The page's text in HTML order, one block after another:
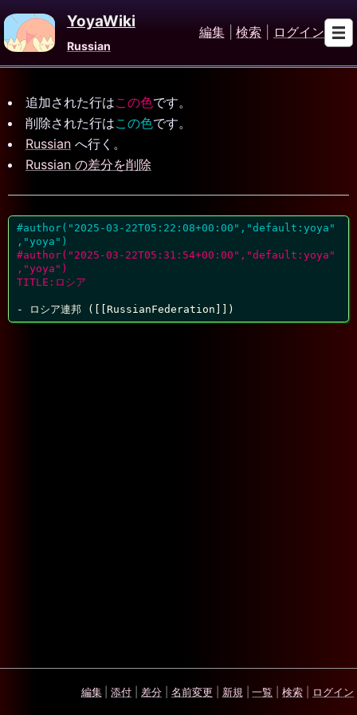
YoyaWiki
Russian
編集 検索 ログイン
追加された行はこの色です。
削除された行はこの色です。
Russian へ行く。
Russian の差分を削除
#author("2025-03-22T05:22:08+00:00","default:yoya"
,"yoya")
#author("2025-03-22T05:31:54+00:00","default:yoya"
,"yoya")
TITLE:ロシア
編集 添付 差分 名前変更 新規 一覧 検索 ログイン